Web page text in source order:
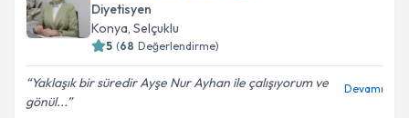
Diyetisyen
Konya, Selçuklu
5 (68 Değerlendirme)
Yaklaşık bir süredir Ayşe Nur Ayhan ile çalışıyorum ve
gönül...
Devamı